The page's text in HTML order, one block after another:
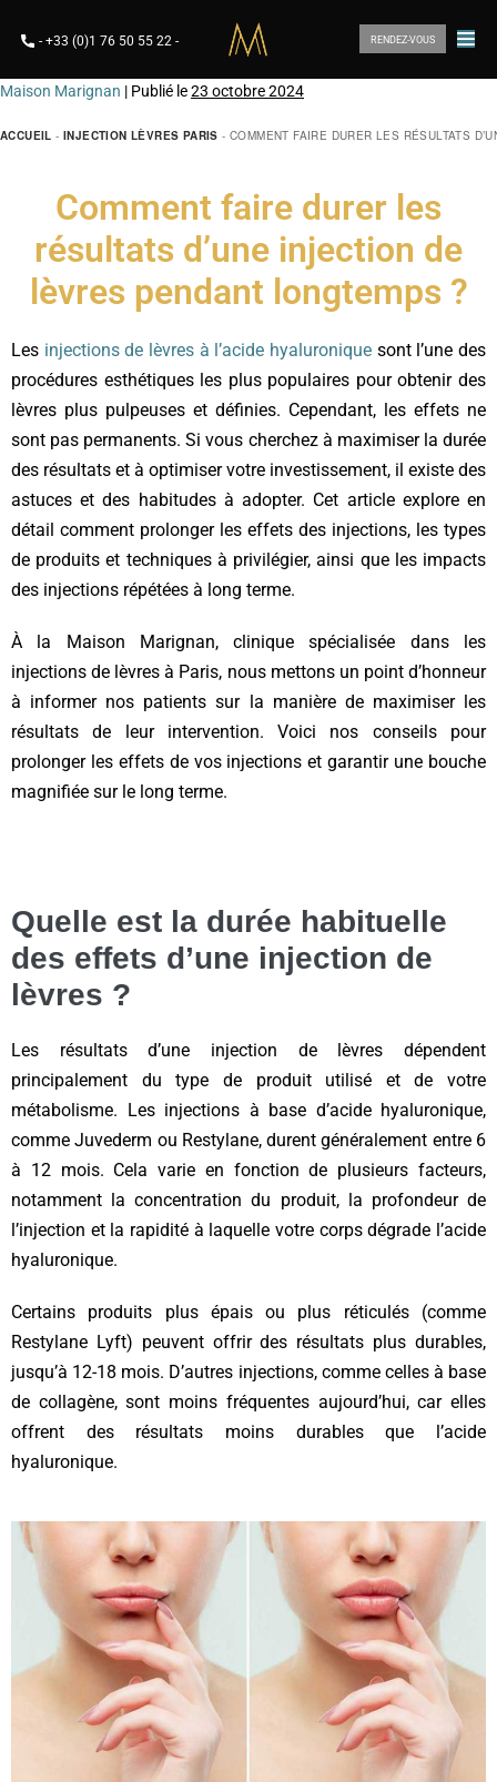
- +33 (0)1 76 50 55 22 - RENDEZ-VOUS
Maison Marignan | Publié le23 octobre 2024
ACCUEIL -INJECTION LÈVRES PARIS -COMMENT FAIRE DURER LES RÉSULTATS
Comment faire durer les
résultats d’une injection de
lèvres pendant longtemps ?
Les injections de lèvres à l’acide hyaluronique sont l’une des
procédures esthétiques les plus populaires pour obtenir des
lèvres plus pulpeuses et définies. Cependant, les effets ne
sont pas permanents. Si vous cherchez à maximiser la durée
des résultats et à optimiser votre investissement, il existe des
astuces et des habitudes à adopter. Cet article explore en
détail comment prolonger les effets des injections, les types
de produits et techniques à privilégier, ainsi que les impacts
des injections répétées à long terme.
À la Maison Marignan, clinique spécialisée dans les
injections de lèvres à Paris, nous mettons un point d’honneur
à informer nos patients sur la manière de maximiser les
résultats de leur intervention. Voici nos conseils pour
prolonger les effets de vos injections et garantir une bouche
magnifiée sur le long terme.
Quelle est la durée habituelle
des effets d’une injection de
lèvres ?
Les résultats d’une injection de lèvres dépendent
principalement du type de produit utilisé et de votre
métabolisme. Les injections à base d’acide hyaluronique,
comme Juvederm ou Restylane, durent généralement entre 6
à 12 mois. Cela varie en fonction de plusieurs facteurs,
notamment la concentration du produit, la profondeur de
l’injection et la rapidité à laquelle votre corps dégrade l’acide
hyaluronique.
Certains produits plus épais ou plus réticulés (comme
Restylane Lyft) peuvent offrir des résultats plus durables,
jusqu’à 12-18 mois. D’autres injections, comme celles à base
de collagène, sont moins fréquentes aujourd’hui, car elles
offrent des résultats moins durables que l’acide
hyaluronique.